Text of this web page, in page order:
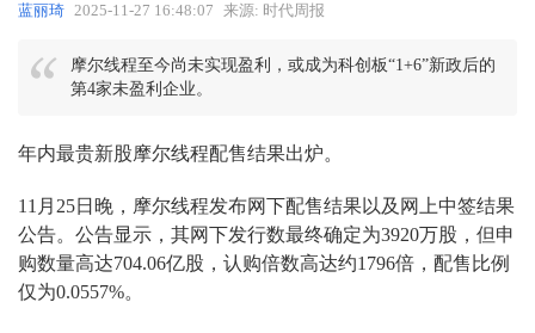
蓝丽琦 2025-11-27 16:48:07 来源: 时代周报
摩尔线程至今尚未实现盈利，或成为科创板“1+6”新政后的
第4家未盈利企业。
年内最贵新股摩尔线程配售结果出炉。
11月25日晚，摩尔线程发布网下配售结果以及网上中签结果
公告。公告显示，其网下发行数最终确定为3920万股，但申
购数量高达704.06亿股，认购倍数高达约1796倍，配售比例
仅为0.0557%。